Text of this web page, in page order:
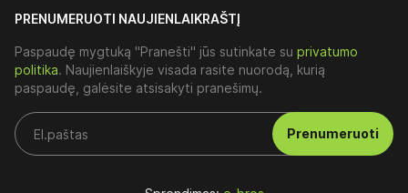
PRENUMERUOTI NAUJIENLAIKRAŠTĮ
Paspaudę mygtuką "Pranešti" jūs sutinkate su privatumo
politika. Naujienlaiškyje visada rasite nuorodą, kurią
paspaudę, galėsite atsisakyti pranešimų.
Prenumeruoti